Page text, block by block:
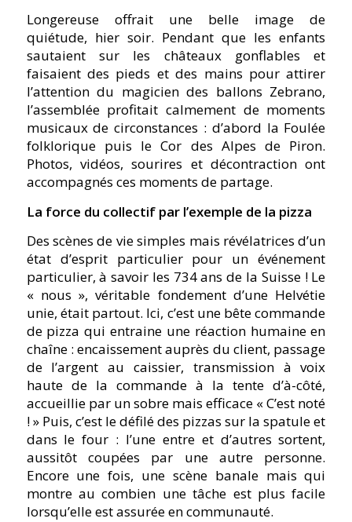
Longereuse offrait une belle image de
quiétude, hier soir. Pendant que les enfants
sautaient sur les châteaux gonflables et
faisaient des pieds et des mains pour attirer
l’attention du magicien des ballons Zebrano,
l’assemblée profitait calmement de moments
musicaux de circonstances : d’abord la Foulée
folklorique puis le Cor des Alpes de Piron.
Photos, vidéos, sourires et décontraction ont
accompagnés ces moments de partage.
La force du collectif par l’exemple de la pizza
Des scènes de vie simples mais révélatrices d’un
état d’esprit particulier pour un événement
particulier, à savoir les 734 ans de la Suisse ! Le
« nous », véritable fondement d’une Helvétie
unie, était partout. Ici, c’est une bête commande
de pizza qui entraine une réaction humaine en
chaîne : encaissement auprès du client, passage
de l’argent au caissier, transmission à voix
haute de la commande à la tente d’à-côté,
accueillie par un sobre mais efficace « C’est noté
! » Puis, c’est le défilé des pizzas sur la spatule et
dans le four : l’une entre et d’autres sortent,
aussitôt coupées par une autre personne.
Encore une fois, une scène banale mais qui
montre au combien une tâche est plus facile
lorsqu’elle est assurée en communauté.